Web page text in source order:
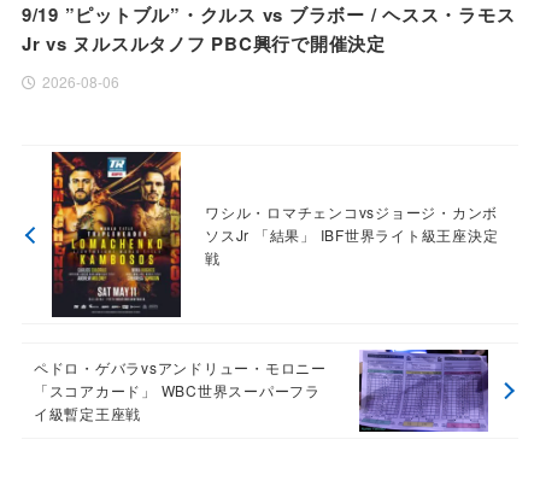
9/19 ”ピットブル”・クルス vs ブラボー / ヘスス・ラモス
Jr vs ヌルスルタノフ PBC興行で開催決定
2026-08-06
ワシル・ロマチェンコvsジョージ・カンボ
ソスJr 「結果」 IBF世界ライト級王座決定
戦
ペドロ・ゲバラvsアンドリュー・モロニー
「スコアカード」 WBC世界スーパーフラ
イ級暫定王座戦